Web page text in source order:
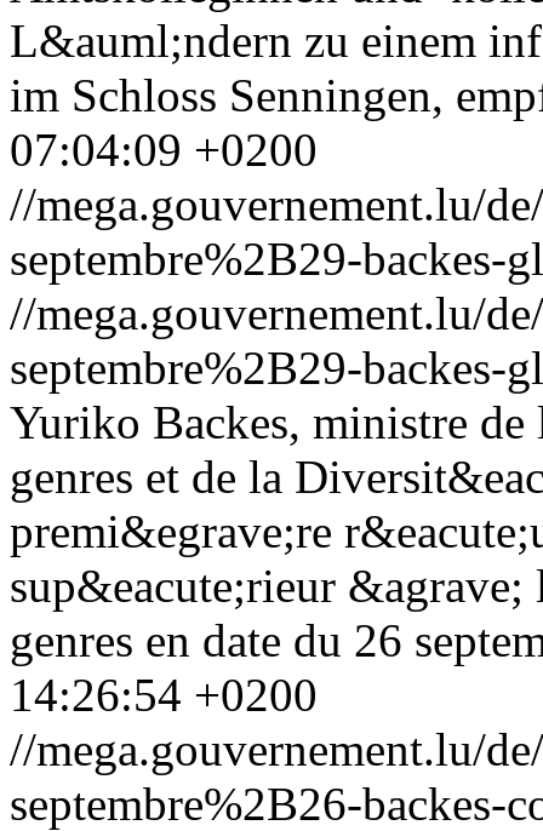
L&auml;ndern zu einem
im Schloss Senningen,
07:04:09 +0200
//mega.gouvernement.lu/
septembre%2B29-backes-
//mega.gouvernement.lu/
septembre%2B29-backes-
Yuriko Backes, ministre
genres et de la
premi&egrave;re
sup&eacute;rieur
genres en date du 26
14:26:54 +0200
//mega.gouvernement.lu/
septembre%2B26-backes-